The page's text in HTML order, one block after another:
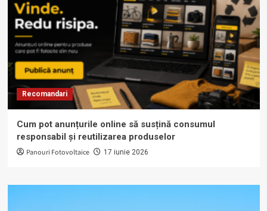
Recomandari
Cum pot anunțurile online să susțină consumul
responsabil și reutilizarea produselor
Panouri Fotovoltaice 17 iunie 2026